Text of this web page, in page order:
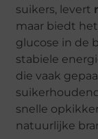
suikers, levert
maar biedt
glucose in de
stabiele
die vaak
snelle
natuurlijke